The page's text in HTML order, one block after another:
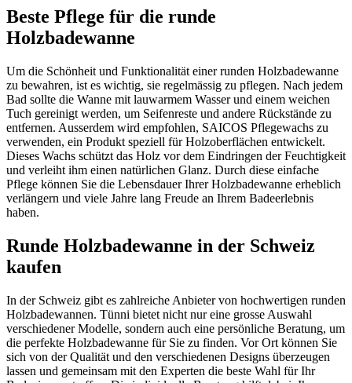
Beste Pflege für die runde
Holzbadewanne
Um die Schönheit und Funktionalität einer runden Holzbadewanne
zu bewahren, ist es wichtig, sie regelmässig zu pflegen. Nach jedem
Bad sollte die Wanne mit lauwarmem Wasser und einem weichen
Tuch gereinigt werden, um Seifenreste und andere Rückstände zu
entfernen. Ausserdem wird empfohlen, SAICOS Pflegewachs zu
verwenden, ein Produkt speziell für Holzoberflächen entwickelt.
Dieses Wachs schützt das Holz vor dem Eindringen der Feuchtigkeit
und verleiht ihm einen natürlichen Glanz. Durch diese einfache
Pflege können Sie die Lebensdauer Ihrer Holzbadewanne erheblich
verlängern und viele Jahre lang Freude an Ihrem Badeerlebnis
haben.
Runde Holzbadewanne in der Schweiz
kaufen
In der Schweiz gibt es zahlreiche Anbieter von hochwertigen runden
Holzbadewannen. Tünni bietet nicht nur eine grosse Auswahl
verschiedener Modelle, sondern auch eine persönliche Beratung, um
die perfekte Holzbadewanne für Sie zu finden. Vor Ort können Sie
sich von der Qualität und den verschiedenen Designs überzeugen
lassen und gemeinsam mit den Experten die beste Wahl für Ihr